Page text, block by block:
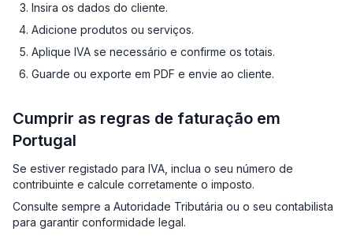
Insira os dados do cliente.
Adicione produtos ou serviços.
Aplique IVA se necessário e confirme os totais.
Guarde ou exporte em PDF e envie ao cliente.
Cumprir as regras de faturação em
Portugal
Se estiver registado para IVA, inclua o seu número de
contribuinte e calcule corretamente o imposto.
Consulte sempre a Autoridade Tributária ou o seu contabilista
para garantir conformidade legal.